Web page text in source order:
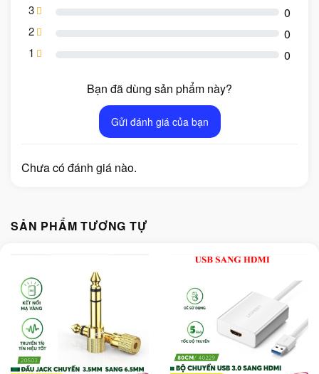
3 0
2 0
1 0
Bạn đã dùng sản phẩm này?
Gửi đánh giá của bạn
Chưa có đánh giá nào.
SẢN PHẨM TƯƠNG TỰ